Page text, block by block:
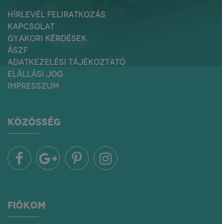
Többek között ez a hozzáállás
is érződik prémium minőségű
füstölőszereiken, melyek
ugyanúgy hozzájárulnak, mint
a háttérzene vagy a
HÍRLEVÉL FELIRATKOZÁS
KAPCSOLAT
GYAKORI KÉRDÉSEK
ÁSZF
ADATKEZELÉSI TÁJÉKOZTATÓ
ELÁLLÁSI JOG
IMPRESSZUM
KÖZÖSSÉG
FIÓKOM